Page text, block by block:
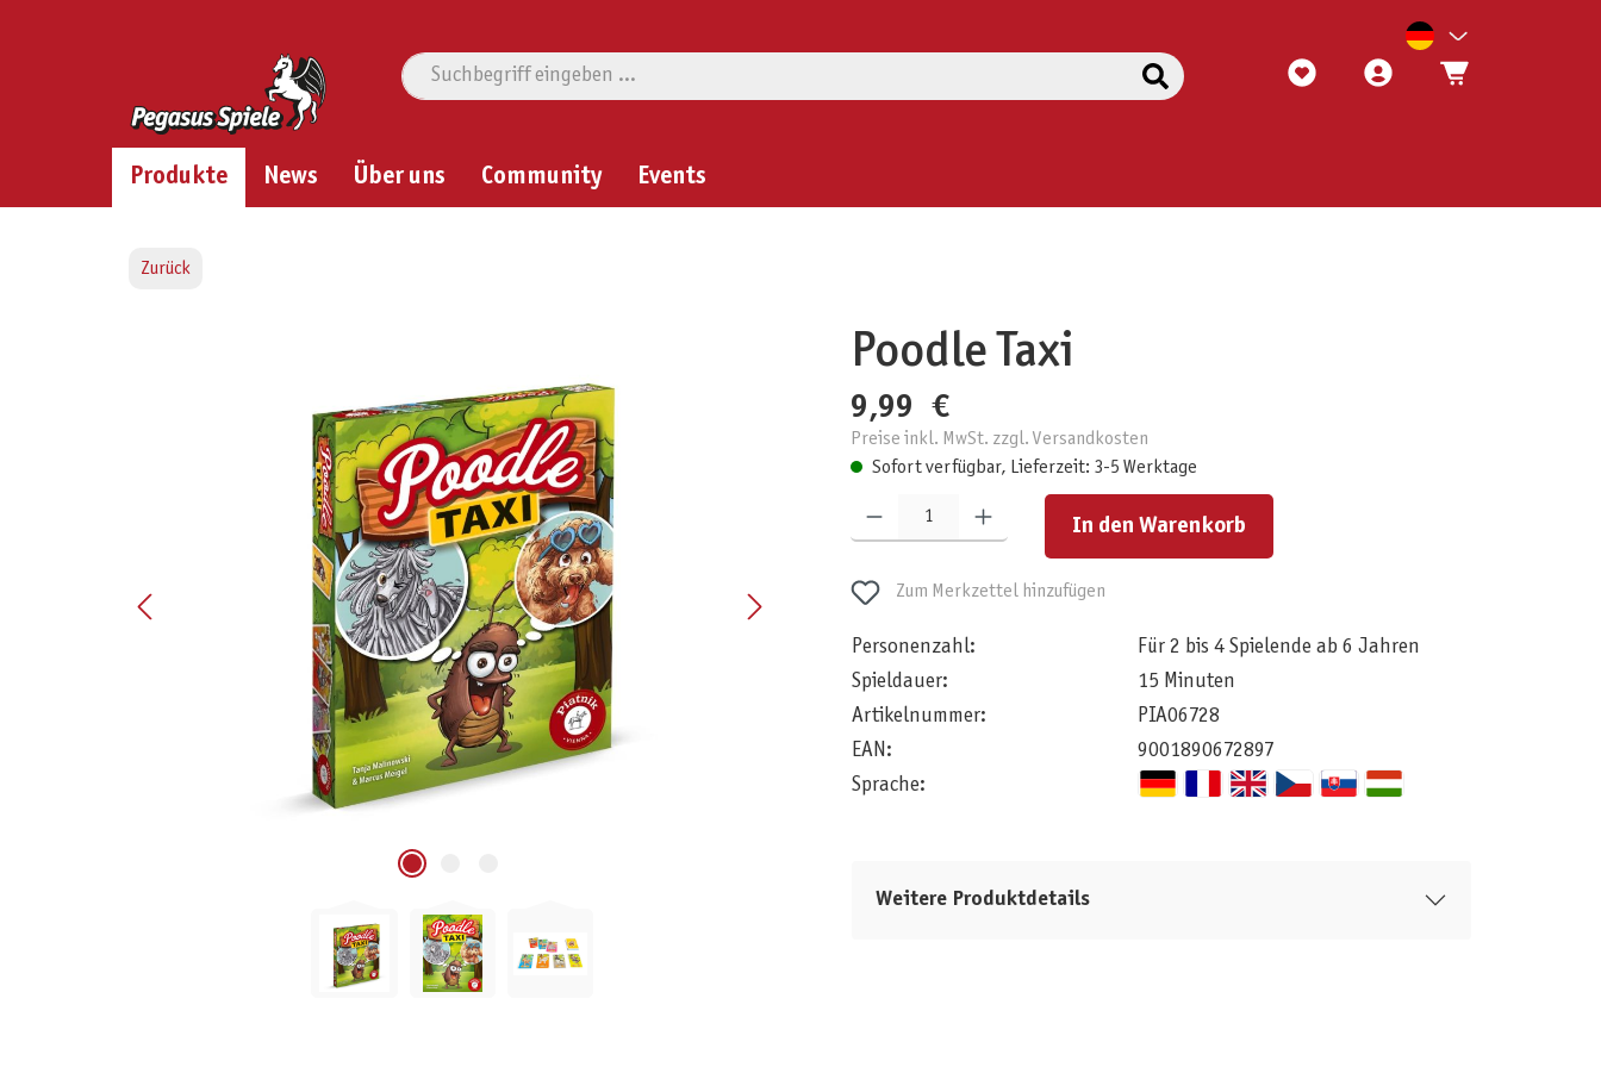
Produkte News Über uns Community Events
Zurück
Poodle Taxi
9,99 €
Preise inkl. MwSt. zzgl. Versandkosten
Sofort verfügbar, Lieferzeit: 3-5 Werktage
In den Warenkorb
Zum Merkzettel hinzufügen
Personenzahl:
Für 2 bis 4 Spielende ab 6 Jahren
Spieldauer:
15 Minuten
Artikelnummer:
PIA06728
EAN:
9001890672897
Sprache:
Weitere Produktdetails